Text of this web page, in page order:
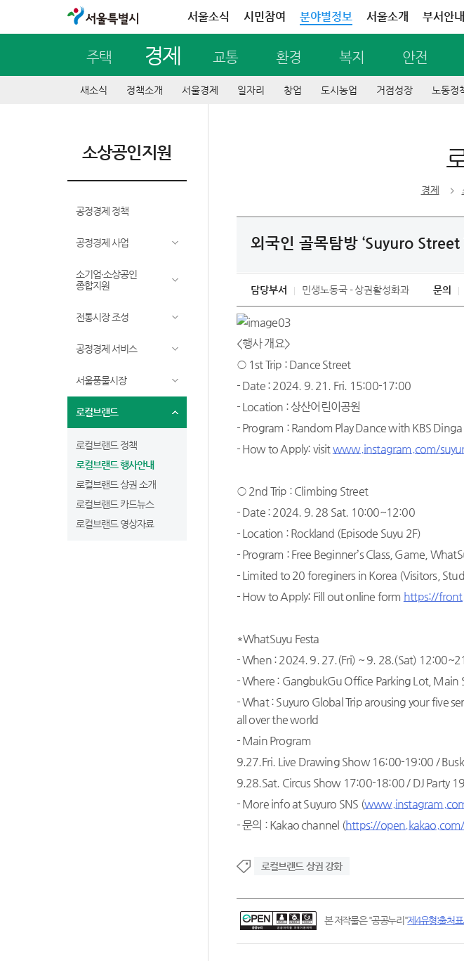
서울특별시 서울소식 시민참여 분야별정보 서울소개 부서안내
주택 경제 교통 환경 복지 안전
새소식 정책소개 서울경제 일자리 창업 도시농업 거점성장 노동정
소상공인지원
공정경제 정책
공정경제 사업
소기업∙소상공인
종합지원
전통시장 조성
공정경제 서비스
서울풍물시장
로컬브랜드
로컬브랜드 정책
로컬브랜드 행사안내
로컬브랜드 상권 소개
로컬브랜드 카드뉴스
로컬브랜드 영상자료
경제
외국인 골목탐방 ‘Suyuro Street
담당부서 민생노동국 상권활성화과 문의
<행사 개요>
○ 1st Trip : Dance Street
- Date : 2024. 9. 21. Fri. 15:00-17:00
- Location : 상산어린이공원
- Program : Random Play Dance with KBS
- How to Apply: visitwww.instagram.com/
○ 2nd Trip : Climbing Street
- Date : 2024. 9. 28 Sat. 10:00~12:00
- Location : Rockland (Episode Suyu 2F)
- Program : Free Beginner’s Class, Game,
- Limited to 20 foreginers in Korea (Visitors,
- How to Apply: Fill out online form https://
*WhatSuyu Festa
- When : 2024. 9. 27.(Fri) ~ 9. 28.(Sat)
- Where : GangbukGu Office Parking Lot, Main
- What : Suyuro Global Trip arousing your five
all over the world
- Main Program
9.27.Fri. Live Drawing Show 16:00-19:00 /
9.28.Sat. Circus Show 17:00-18:00 / DJ Party
- More info at Suyuro SNS (
- 문의 : Kakao channel (https://
로컬브랜드 상권 강화
본 저작물은 "공공누리"제4유형:출처